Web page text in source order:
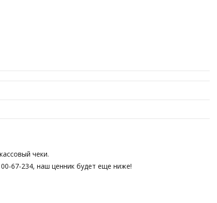
чеки.
67-234, наш ценник будет еще ниже!